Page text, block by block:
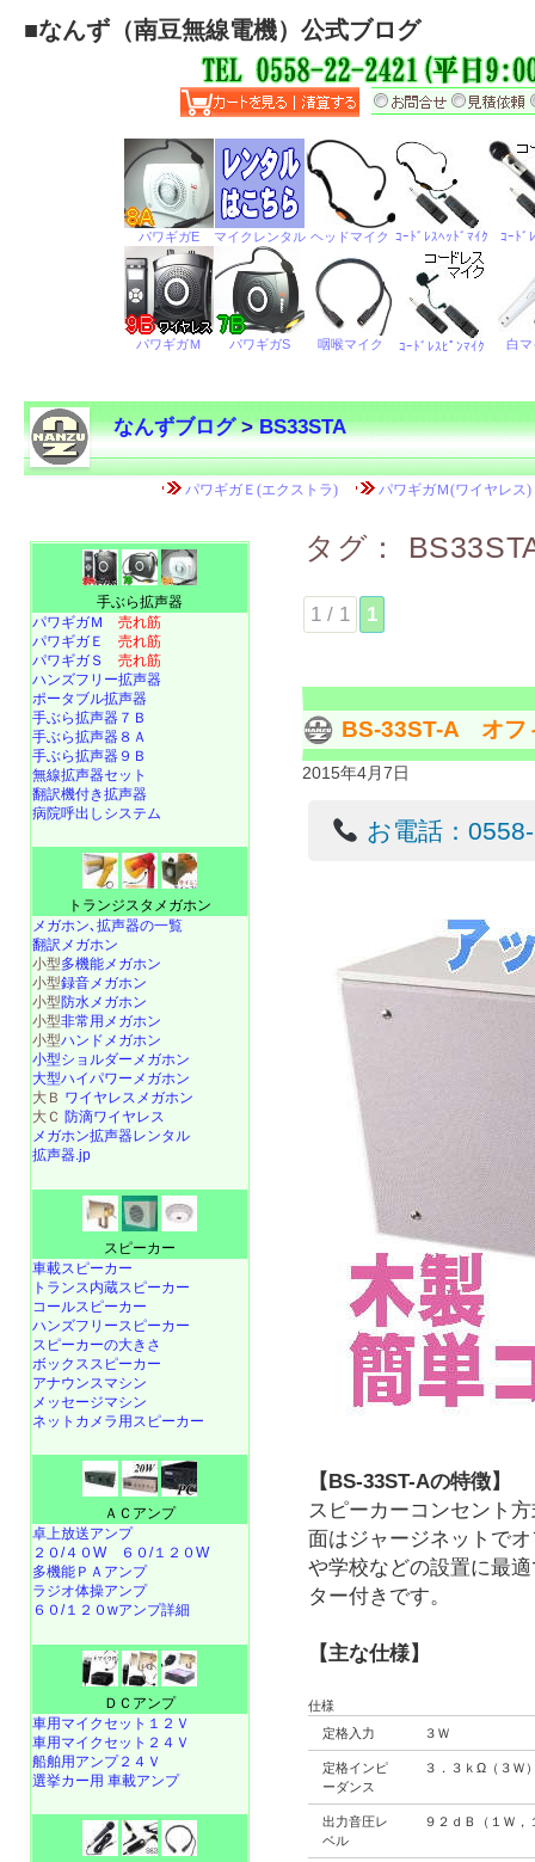
■なんず（南豆無線電機）公式ブログ
なんずブログ>BS33STA
タグ：
1 / 1 1
BS-33ST-A オフ
2015年4月7日
お電話：
【BS-33ST-Aの特徴】
スピーカーコンセント
面はジャージネットで
や学校などの設置に最
ター付きです。
【主な仕様】
仕様
定格入力
３Ｗ
定格インピ
ーダンス
３．３ｋΩ（３Ｗ
出力音圧レ
ベル
９２ｄＢ（１Ｗ，
手ぶら拡声器
パワギガＭ 売れ筋
パワギガＥ 売れ筋
パワギガＳ 売れ筋
ハンズフリー拡声器
ポータブル拡声器
手ぶら拡声器７Ｂ
手ぶら拡声器８Ａ
手ぶら拡声器９Ｂ
無線拡声器セット
翻訳機付き拡声器
病院呼出しシステム
トランジスタメガホン
メガホン､拡声器の一覧
翻訳メガホン
小型多機能メガホン
小型録音メガホン
小型防水メガホン
小型非常用メガホン
小型ハンドメガホン
小型ショルダーメガホン
大型ハイパワーメガホン
大Ｂ ワイヤレスメガホン
大Ｃ 防滴ワイヤレス
メガホン拡声器レンタル
拡声器.jp
スピーカー
車載スピーカー
トランス内蔵スピーカー
コールスピーカー
ハンズフリースピーカー
スピーカーの大きさ
ボックススピーカー
アナウンスマシン
メッセージマシン
ネットカメラ用スピーカー
ＡＣアンプ
卓上放送アンプ
２０/４０W
６０/１２０W
多機能ＰＡアンプ
ラジオ体操アンプ
６０/１２０wアンプ詳細
ＤＣアンプ
車用マイクセット１２Ｖ
車用マイクセット２４Ｖ
船舶用アンプ２４Ｖ
選挙カー用 車載アンプ